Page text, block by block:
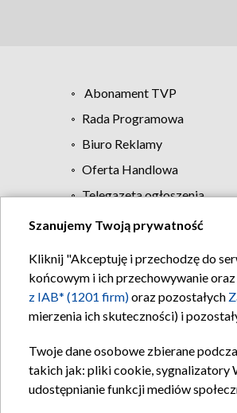
Abonament TVP
Rada Programowa
Biuro Reklamy
Oferta Handlowa
Telegazeta ogłoszenia
Szanujemy Twoją prywatność
Kliknij "Akceptuję i przechodzę do
końcowym i ich przechowywanie
z IAB* (1201 firm)oraz pozostałych
mierzenia ich skuteczności) i
Twoje dane osobowe zbierane
takich jak: pliki cookie, sygnalizatory
udostępnianie funkcji mediów